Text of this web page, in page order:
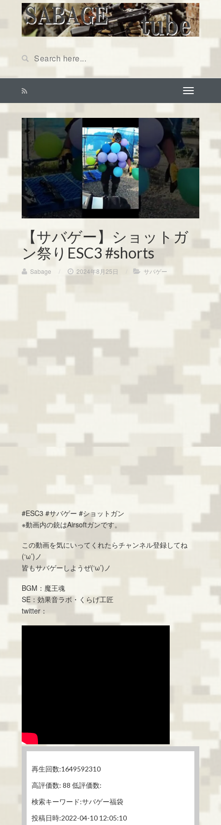
【サバゲー】ショットガ
ン祭りESC3 #shorts
Sabage / 2024年8月25日 サバゲー
#ESC3​​​ #サバゲー​​​ #ショットガン
※動画内の銃はAirsoftガンです。
この動画を気にいってくれたらチャンネル登録してね
(‘ω’)ノ
皆もサバゲーしようぜ(‘ω’)ノ
BGM：魔王魂
SE：効果音ラボ・くらげ工匠
twitter：
再生回数:1649592310
高評価数: 88 低評価数:
検索キーワード:サバゲー福袋
投稿日時:2022-04-10 12:05:10